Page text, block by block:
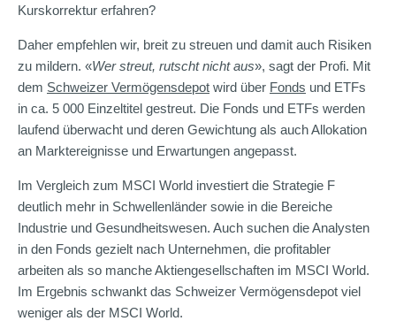
Kurskorrektur erfahren?
Daher empfehlen wir, breit zu streuen und damit auch Risiken
zu mildern. «Wer streut, rutscht nicht aus», sagt der Profi. Mit
dem Schweizer Vermögensdepot wird über Fonds und ETFs
in ca. 5 000 Einzeltitel gestreut. Die Fonds und ETFs werden
laufend überwacht und deren Gewichtung als auch Allokation
an Marktereignisse und Erwartungen angepasst.
Im Vergleich zum MSCI World investiert die Strategie F
deutlich mehr in Schwellenländer sowie in die Bereiche
Industrie und Gesundheitswesen. Auch suchen die Analysten
in den Fonds gezielt nach Unternehmen, die profitabler
arbeiten als so manche Aktiengesellschaften im MSCI World.
Im Ergebnis schwankt das Schweizer Vermögensdepot viel
weniger als der MSCI World.